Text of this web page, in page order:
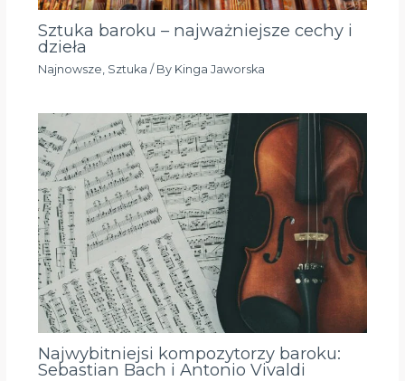
Sztuka baroku – najważniejsze cechy i
dzieła
Najnowsze Sztuka / By Kinga Jaworska
Najwybitniejsi kompozytorzy baroku:
Sebastian Bach i Antonio Vivaldi